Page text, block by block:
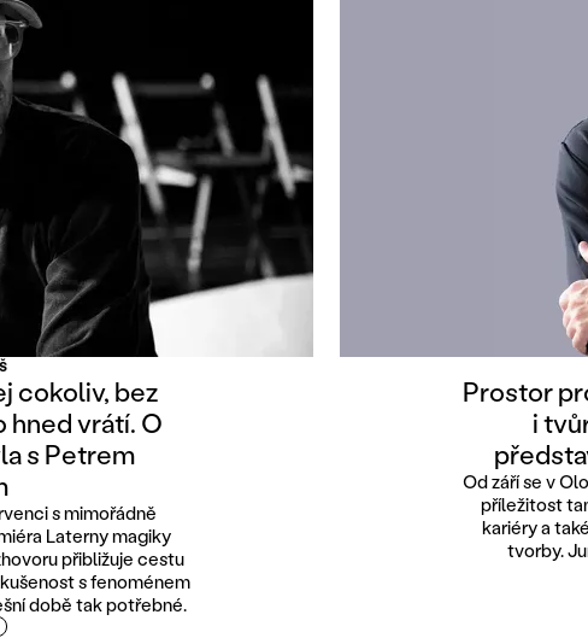
cokoliv, bez
hned vrátí. O
s Petrem
s mimořádně
Laterny magiky
přibližuje cestu
s fenoménem
době tak potřebné.
Prostor
i
Od září se v
příležitost
kariéry a
tvorby.